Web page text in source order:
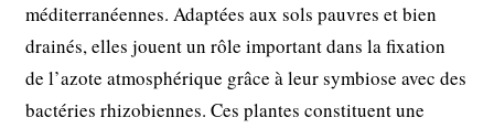
méditerranéennes. Adaptées aux sols pauvres et bien
drainés, elles jouent un rôle important dans la fixation
de l’azote atmosphérique grâce à leur symbiose avec des
bactéries rhizobiennes. Ces plantes constituent une